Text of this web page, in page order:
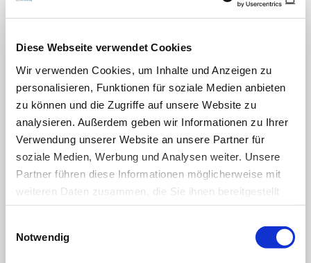
Diese Webseite verwendet Cookies
Wir verwenden Cookies, um Inhalte und Anzeigen zu
personalisieren, Funktionen für soziale Medien anbieten
zu können und die Zugriffe auf unsere Website zu
analysieren. Außerdem geben wir Informationen zu Ihrer
Verwendung unserer Website an unsere Partner für
soziale Medien, Werbung und Analysen weiter. Unsere
Partner führen diese Informationen möglicherweise mit
weiteren Daten zusammen, die Sie ihnen bereitgestellt
haben oder die sie im Rahmen Ihrer Nutzung der Dienste
Notwendig
Passwort:
Passwort vergessen?
Sie möchten die Zeitschrift
abonnieren und auf alle Inhalte